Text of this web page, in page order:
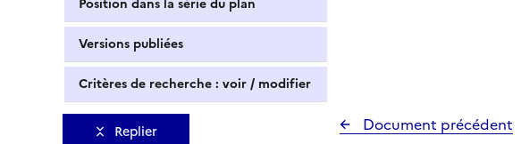
Position dans la série du plan
Versions publiées
Critères de recherche : voir / modifier
Replier Document précédent